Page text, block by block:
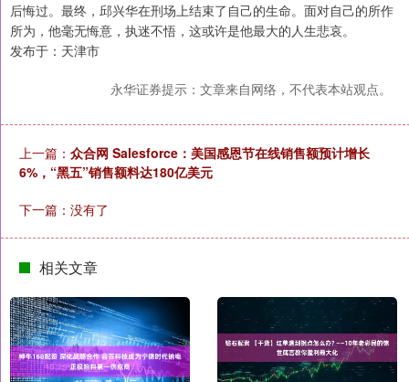
后悔过。最终，邱兴华在刑场上结束了自己的生命。面对自己的所作
所为，他毫无悔意，执迷不悟，这或许是他最大的人生悲哀。
发布于：天津市
永华证券提示：文章来自网络，不代表本站观点。
上一篇： 众合网 Salesforce：美国感恩节在线销售额预计增长
6%，“黑五”销售额料达180亿美元
下一篇：没有了
相关文章